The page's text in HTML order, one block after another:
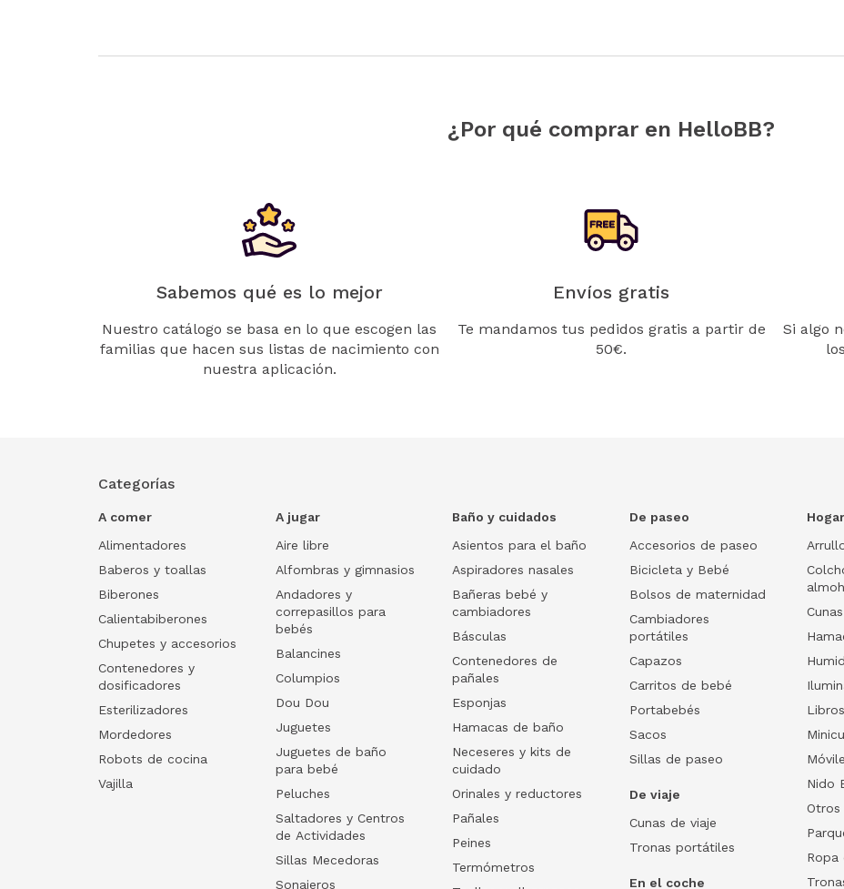
¿Por qué comprar en HelloBB?
Sabemos qué es lo mejor
Nuestro catálogo se basa en lo que escogen las
familias que hacen sus listas de nacimiento con
nuestra aplicación.
Envíos gratis
Te mandamos tus pedidos gratis a partir de
50€.
Si algo
Categorías
A comer
Alimentadores
Baberos y toallas
Biberones
Calientabiberones
Chupetes y accesorios
Contenedores y
dosificadores
Esterilizadores
Mordedores
Robots de cocina
Vajilla
A jugar
Aire libre
Alfombras y gimnasios
Andadores y
correpasillos para
bebés
Balancines
Columpios
Dou Dou
Juguetes
Juguetes de baño
para bebé
Peluches
Saltadores y Centros
de Actividades
Sillas Mecedoras
Sonajeros
Baño y cuidados
Asientos para el baño
Aspiradores nasales
Bañeras bebé y
cambiadores
Básculas
Contenedores de
pañales
Esponjas
Hamacas de baño
Neceseres y kits de
cuidado
Orinales y reductores
Pañales
Peines
Termómetros
De paseo
Accesorios de paseo
Bicicleta y Bebé
Bolsos de maternidad
Cambiadores
portátiles
Capazos
Carritos de bebé
Portabebés
Sacos
Sillas de paseo
De viaje
Cunas de viaje
Tronas portátiles
En el coche
Hogar
Nido
Otros
Ropa